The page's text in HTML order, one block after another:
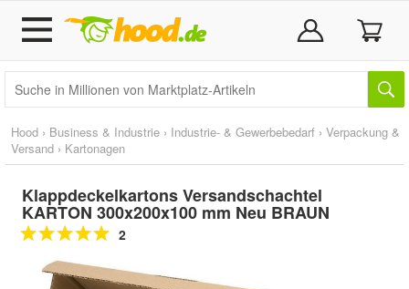
Hood › Business & Industrie › Industrie- & Gewerbebedarf › Verpackung &
Versand › Kartonagen
Klappdeckelkartons Versandschachtel
KARTON 300x200x100 mm Neu BRAUN
2